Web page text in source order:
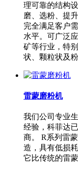
理可靠的结构
磨、选粉、提
完全满足客户
水平。可广泛
矿等行业，特
状、颗粒状及
雷蒙磨粉机
我们公司专业
经验，科菲达
商。 R系列雷
造，具有低损
它比传统的雷